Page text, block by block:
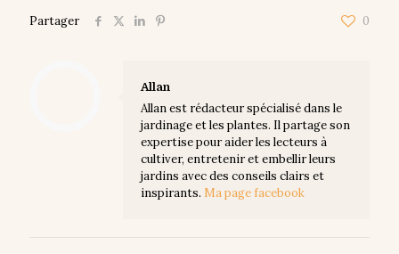
Partager 0
Allan
Allan est rédacteur spécialisé dans le
jardinage et les plantes. Il partage son
expertise pour aider les lecteurs à
cultiver, entretenir et embellir leurs
jardins avec des conseils clairs et
inspirants. Ma page facebook